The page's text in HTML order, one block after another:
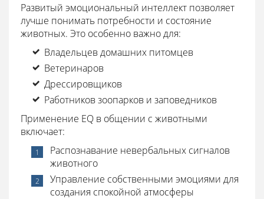
Развитый эмоциональный интеллект позволяет
лучше понимать потребности и состояние
животных. Это особенно важно для:
Владельцев домашних питомцев
Ветеринаров
Дрессировщиков
Работников зоопарков и заповедников
Применение EQ в общении с животными
включает:
Распознавание невербальных сигналов
животного
Управление собственными эмоциями для
создания спокойной атмосферы